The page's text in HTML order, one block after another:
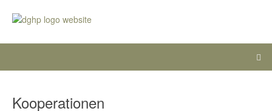
Kooperationen